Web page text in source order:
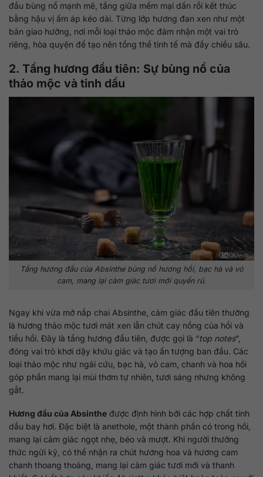
đầu bùng nổ mạnh mẽ, tầng giữa mềm mại dần rồi kết thúc
bằng hậu vị ấm áp kéo dài. Từng lớp hương đan xen như một
bản giao hưởng, nơi mỗi loại thảo mộc đảm nhận một vai trò
riêng, hòa quyện để tạo nên tổng thể tinh tế mà đầy chiều sâu.
2. Tầng hương đầu tiên: Sự bùng nổ của
thảo mộc và tinh dầu
Tầng hương đầu của Absinthe bùng nổ hương hồi, bạc hà và vỏ
cam, mang lại cảm giác tươi mới quyến rũ.
Ngay khi vừa mở nắp chai Absinthe, cảm giác đầu tiên thường
là hương thảo mộc tươi mát xen lẫn chút cay nồng của hồi và
tiểu hồi. Đây là tầng hương đầu tiên, được gọi là “top notes”,
đóng vai trò khơi dậy khứu giác và tạo ấn tượng ban đầu. Các
loại thảo mộc như ngải cứu, bạc hà, vỏ cam, chanh và hoa hồi
góp phần mang lại mùi thơm tự nhiên, tươi sáng nhưng không
gắt.
Hương đầu của Absinthe được định hình bởi các hợp chất tinh
dầu bay hơi. Đặc biệt là anethole, một thành phần có trong hồi,
mang lại cảm giác ngọt nhẹ, béo và mượt. Khi người thưởng
thức ngửi kỹ, có thể nhận ra chút hương hoa và hương cam
chanh thoang thoảng, mang lại cảm giác tươi mới và thanh